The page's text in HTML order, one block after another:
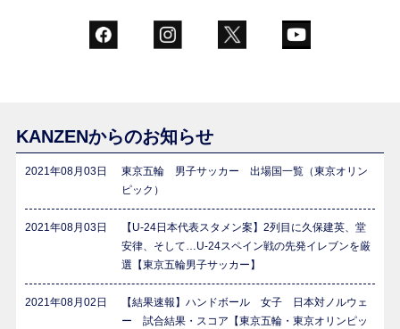
KANZENからのお知らせ
2021年08月03日
東京五輪 男子サッカー 出場国一覧（東京オリン
ピック）
2021年08月03日
【U-24日本代表スタメン案】2列目に久保建英、堂
安律、そして…U-24スペイン戦の先発イレブンを厳
選【東京五輪男子サッカー】
2021年08月02日
【結果速報】ハンドボール 女子 日本対ノルウェ
ー 試合結果・スコア【東京五輪・東京オリンピッ